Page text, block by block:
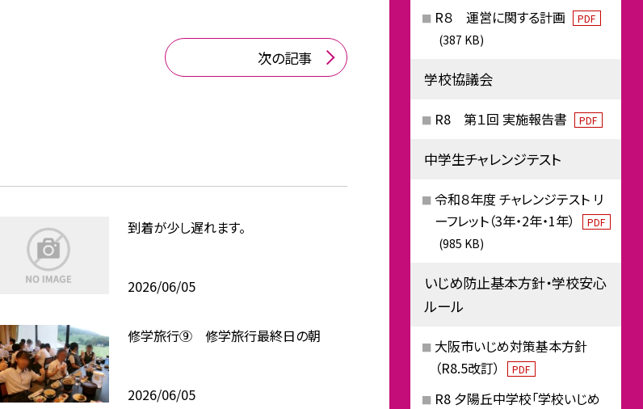
次の記事
到着が少し遅れます。
2026/06/05
修学旅行⑨ 修学旅行最終日の朝
2026/06/05
R８ 運営に関する計画 PDF
(387 KB)
学校協議会
R8 第１回 実施報告書 PDF
中学生チャレンジテスト
令和８年度 チャレンジテスト リ
ーフレット（3年・2年・1年）
PDF
(985 KB)
いじめ防止基本方針・学校安心
ルール
大阪市いじめ対策基本方針
（R8.5改訂）
PDF
R8 夕陽丘中学校「学校いじめ